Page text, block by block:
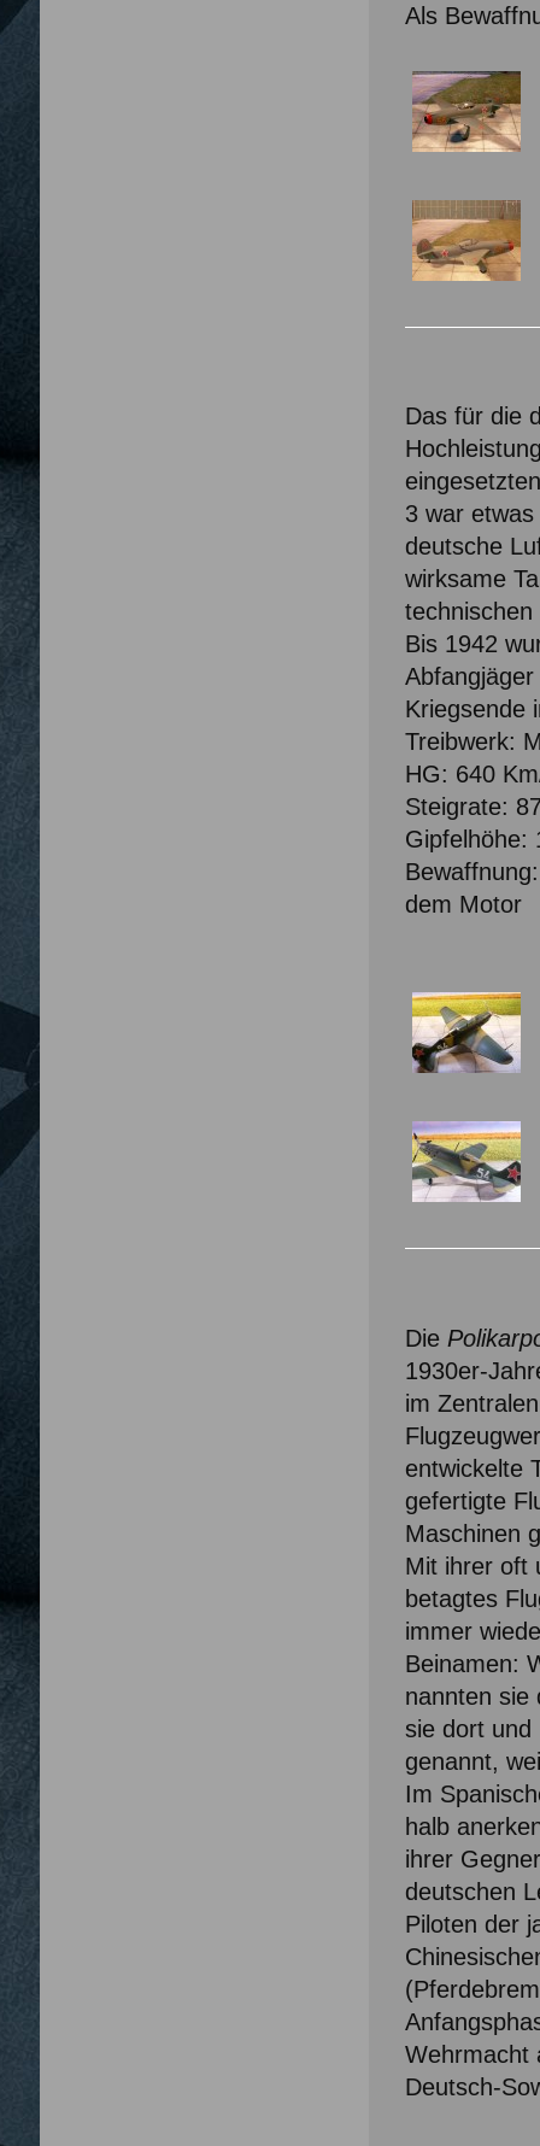
Als
Das für die
3 war
deutsche
wirksame
Bis 1942
Kriegsende
Treibwerk:
HG: 640
Steigrate:
Gipfelhöhe:
dem Motor
Die
1930er-
im
entwickelte
gefertigte
Maschinen
Mit ihrer oft
betagtes
immer
Beinamen:
nannten
sie dort
genannt,
Im
halb
ihrer
deutschen
Piloten der
Wehrmacht
Deutsch-